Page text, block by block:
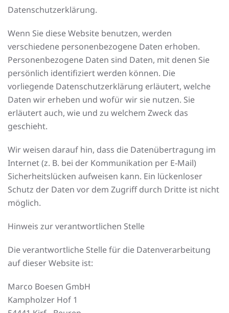
Datenschutzerklärung.
Wenn Sie diese Website benutzen, werden
verschiedene personenbezogene Daten erhoben.
Personenbezogene Daten sind Daten, mit denen Sie
persönlich identifiziert werden können. Die
vorliegende Datenschutzerklärung erläutert, welche
Daten wir erheben und wofür wir sie nutzen. Sie
erläutert auch, wie und zu welchem Zweck das
geschieht.
Wir weisen darauf hin, dass die Datenübertragung im
Internet (z. B. bei der Kommunikation per E-Mail)
Sicherheitslücken aufweisen kann. Ein lückenloser
Schutz der Daten vor dem Zugriff durch Dritte ist nicht
möglich.
Hinweis zur verantwortlichen Stelle
Die verantwortliche Stelle für die Datenverarbeitung
auf dieser Website ist:
Marco Boesen GmbH
Kampholzer Hof 1